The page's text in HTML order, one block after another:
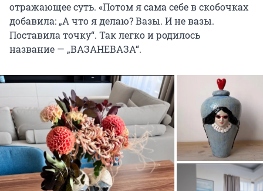
отражающее суть. «Потом я сама себе в скобочках
добавила: „А что я делаю? Вазы. И не вазы.
Поставила точку“. Так легко и родилось
название — „ВАЗАНЕВАЗА“.